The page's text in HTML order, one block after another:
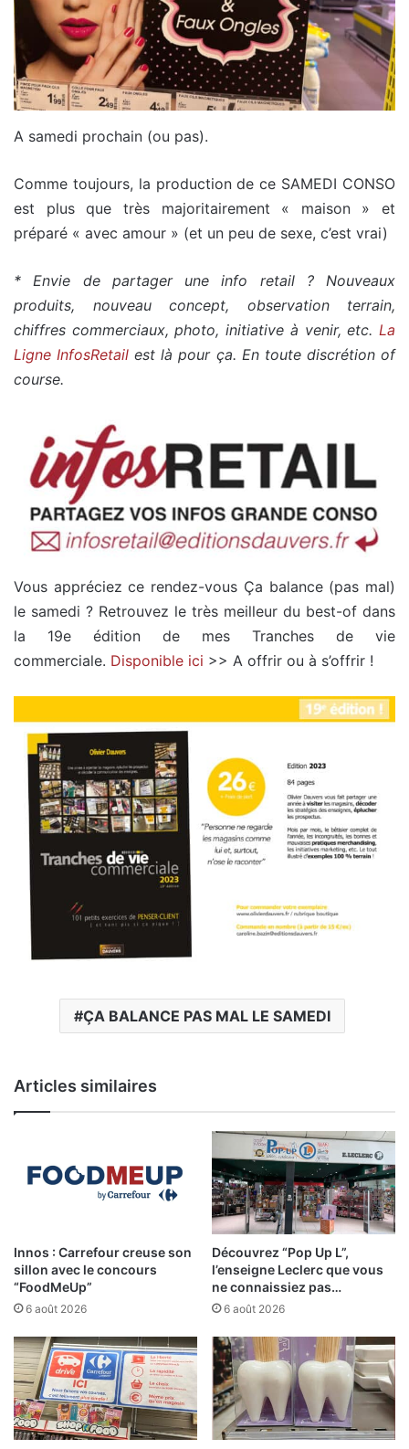
A samedi prochain (ou pas).
Comme toujours, la production de ce SAMEDI CONSO
est plus que très majoritairement « maison » et
préparé « avec amour » (et un peu de sexe, c’est vrai)
* Envie de partager une info retail ? Nouveaux
produits, nouveau concept, observation terrain,
chiffres commerciaux, photo, initiative à venir, etc. La
Ligne InfosRetail est là pour ça. En toute discrétion of
course.
Vous appréciez ce rendez-vous Ça balance (pas mal)
le samedi ? Retrouvez le très meilleur du best-of dans
la 19e édition de mes Tranches de vie
commerciale. Disponible ici >> A offrir ou à s’offrir !
ÇA BALANCE PAS MAL LE SAMEDI
Articles similaires
Innos : Carrefour creuse son
sillon avec le concours
“FoodMeUp”
6 août 2026
Découvrez “Pop Up L”,
l’enseigne Leclerc que vous
ne connaissiez pas…
6 août 2026